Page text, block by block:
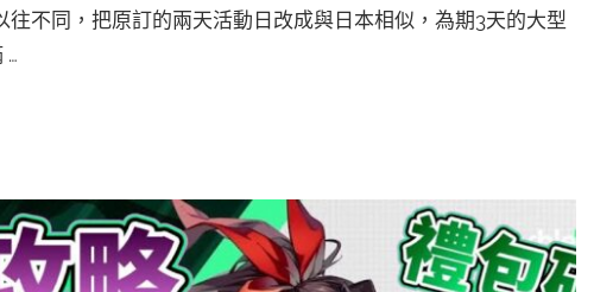
往不同，把原訂的兩天活動日改成與日本相似，為期3天的大型
…